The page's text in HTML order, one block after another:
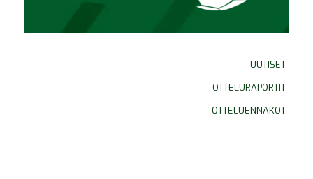
UUTISET
OTTELURAPORTIT
OTTELUENNAKOT